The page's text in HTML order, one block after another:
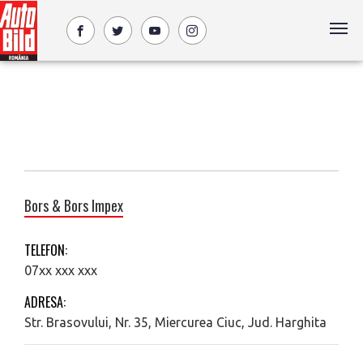
Bors & Bors Impex
TELEFON:
07xx xxx xxx
ADRESA:
Str. Brasovului, Nr. 35, Miercurea Ciuc, Jud. Harghita